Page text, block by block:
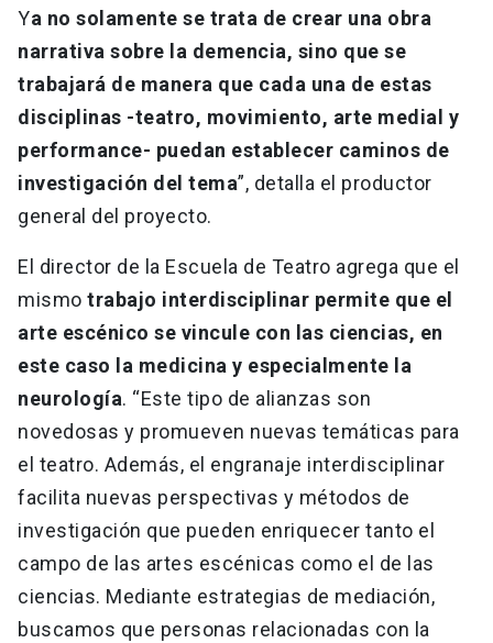
Ya no solamente se trata de crear una obra
narrativa sobre la demencia, sino que se
trabajará de manera que cada una de estas
disciplinas -teatro, movimiento, arte medial y
performance- puedan establecer caminos de
investigación del tema”, detalla el productor
general del proyecto.
El director de la Escuela de Teatro agrega que el
mismo trabajo interdisciplinar permite que el
arte escénico se vincule con las ciencias, en
este caso la medicina y especialmente la
neurología. “Este tipo de alianzas son
novedosas y promueven nuevas temáticas para
el teatro. Además, el engranaje interdisciplinar
facilita nuevas perspectivas y métodos de
investigación que pueden enriquecer tanto el
campo de las artes escénicas como el de las
ciencias. Mediante estrategias de mediación,
buscamos que personas relacionadas con la